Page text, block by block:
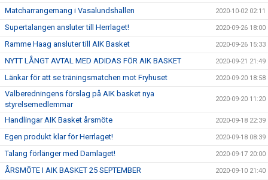
Matcharrangemang i Vasalundshallen 2020-10-02 02:11
Supertalangen ansluter till Herrlaget! 2020-09-26 18:00
Ramme Haag ansluter till AIK Basket 2020-09-26 15:33
NYTT LÅNGT AVTAL MED ADIDAS FÖR AIK BASKET 2020-09-21 21:49
Länkar för att se träningsmatchen mot Fryhuset 2020-09-20 18:58
Valberedningens förslag på AIK basket nya
styrelsemedlemmar
2020-09-20 11:20
Handlingar AIK Basket årsmöte 2020-09-18 22:39
Egen produkt klar för Herrlaget! 2020-09-18 08:39
Talang förlänger med Damlaget! 2020-09-17 20:00
ÅRSMÖTE I AIK BASKET 25 SEPTEMBER 2020-09-10 21:40